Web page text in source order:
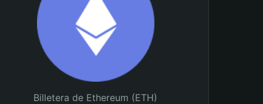
Billetera de Ethereum (ETH)